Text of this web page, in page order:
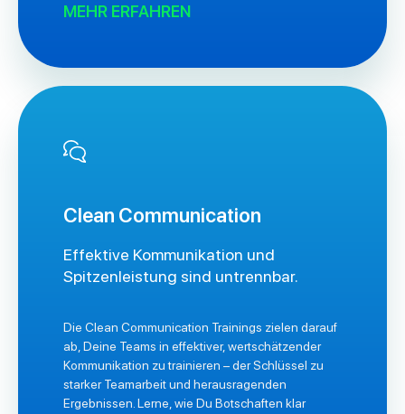
MEHR ERFAHREN
Clean Communication
Effektive Kommunikation und
Spitzenleistung sind untrennbar.
Die Clean Communication Trainings zielen darauf
ab, Deine Teams in effektiver, wertschätzender
Kommunikation zu trainieren – der Schlüssel zu
starker Teamarbeit und herausragenden
Ergebnissen. Lerne, wie Du Botschaften klar